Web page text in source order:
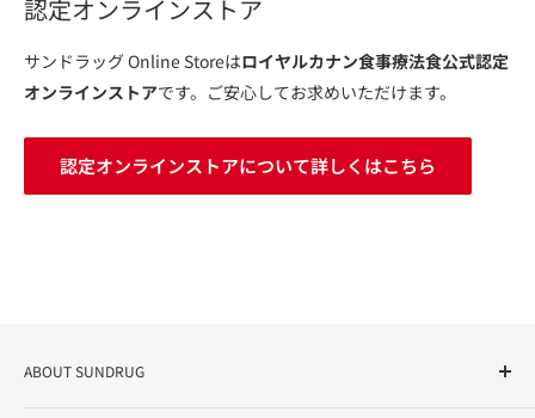
認定オンラインストア
サンドラッグ Online Storeはロイヤルカナン食事療法食公式認定
オンラインストアです。ご安心してお求めいただけます。
認定オンラインストアについて詳しくはこちら
ABOUT SUNDRUG